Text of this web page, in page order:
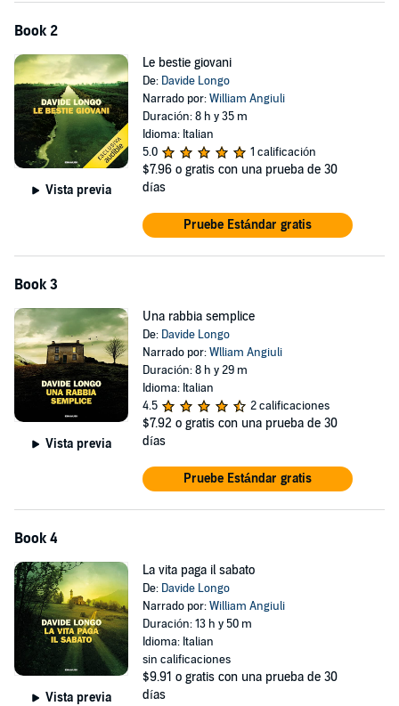
Book 2
Vista previa
Le bestie giovani
De: Davide Longo
Narrado por:William Angiuli
Duración: 8 h y 35 m
Idioma: Italian
5.0
1 calificación
$7.96 o gratis con una prueba de 30
días
Pruebe Estándar gratis
Book 3
Vista previa
Una rabbia semplice
De: Davide Longo
Narrado por:Wlliam Angiuli
Duración: 8 h y 29 m
Idioma: Italian
4.5
2 calificaciones
$7.92 o gratis con una prueba de 30
días
Pruebe Estándar gratis
Book 4
Vista previa
La vita paga il sabato
De: Davide Longo
Narrado por:William Angiuli
Duración: 13 h y 50 m
Idioma: Italian
sin calificaciones
$9.91 o gratis con una prueba de 30
días